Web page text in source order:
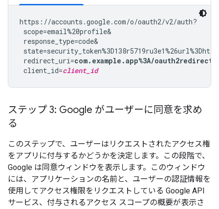
https://accounts.google.com/o/oauth2/v2/auth?
scope=email%20profile&
response_type=code&
redirect_uri=com.example.app%3A/oauth2redirect
client_id=client_id
ステップ 3: Google がユーザーに同意を求め
る
このステップで、ユーザーはリクエストされたアクセス権
をアプリに付与するかどうかを決定します。この段階で、
Google は同意ウィンドウを表示します。このウィンドウ
には、アプリケーションの名前と、ユーザーの認証情報を
使用してアクセス権限をリクエストしている Google API
サービス、付与されるアクセス スコープの概要が表示さ